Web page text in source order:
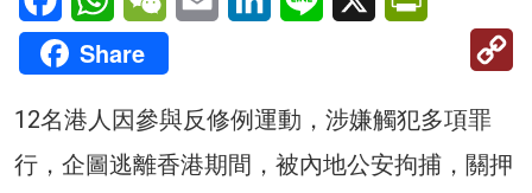
Share
12名港人因參與反修例運動，涉嫌觸犯多項罪
行，企圖逃離香港期間，被內地公安拘捕，關押